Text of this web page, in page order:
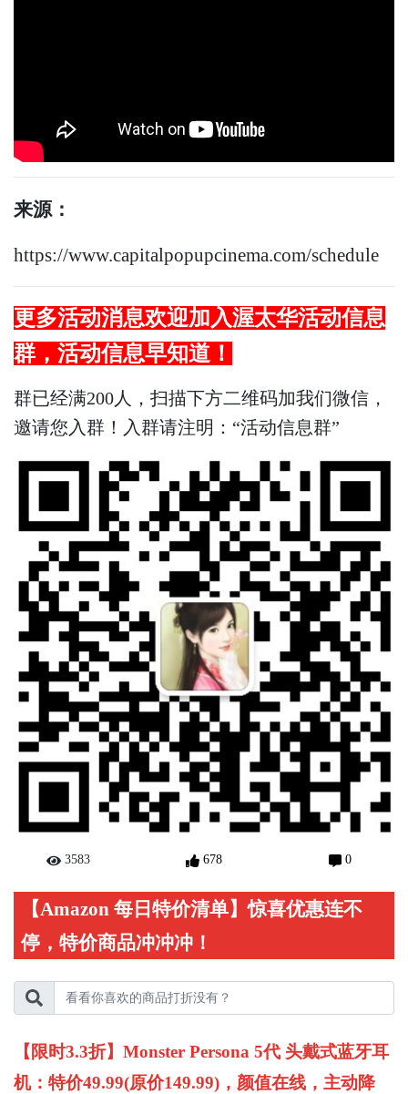
来源：
https://www.capitalpopupcinema.com/schedule
更多活动消息欢迎加入渥太华活动信息
群，活动信息早知道！
群已经满200人，扫描下方二维码加我们微信，
邀请您入群！入群请注明：“活动信息群”
3583 678 0
【Amazon 每日特价清单】惊喜优惠连不
停，特价商品冲冲冲！
【限时3.3折】Monster Persona 5代 头戴式蓝牙耳
机：特价49.99(原价149.99)，颜值在线，主动降